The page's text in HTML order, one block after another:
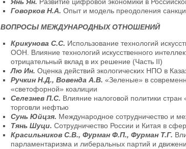
Янь Ян. Развитие цифровой экономики в
Говорков Н.А. Опыт и модель преодоления
ВОПРОСЫ МЕЖДУНАРОДНЫХ ОТНОШЕНИЙ
Крикунова С.С. Использование технологий
ООН. Влияние технологий искусственного
отрицательный вклад в их решение (Часть II)
Лю Ин. Оценка действий экологических НПО в
Ручкин Н.Д., Вовенда А.В. «Зеленые» в
«светофорной» коалиции
Селезнев П.С. Влияние налоговой политики
торговли нефтью
Сунь Юйцзя. Международное сотрудничество и
Тянь Шуци. Сотрудничество России и Китая в
Красильников С.В., Фурман Ф.П., Фурман Т.Г.
парламентаризма и либеральных партий и